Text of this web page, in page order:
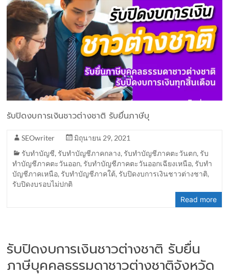
รับปิดงบการเงินชาวต่างชาติ รับยื่นภาษีบุ
SEOwriter
มิถุนายน 29, 2021
รับทำบัญชี, รับทำบัญชีภาคกลาง, รับทำบัญชีภาคตะวันตก, รับ
ทำบัญชีภาคตะวันออก, รับทำบัญชีภาคตะวันออกเฉียงเหนือ, รับทำ
บัญชีภาคเหนือ, รับทำบัญชีภาคใต้, รับปิดงบการเงินชาวต่างชาติ,
รับปิดงบรอบไม่ปกติ
Read more
รับปิดงบการเงินชาวต่างชาติ รับยื่น
ภาษีบุคคลธรรมดาชาวต่างชาติจังหวัด